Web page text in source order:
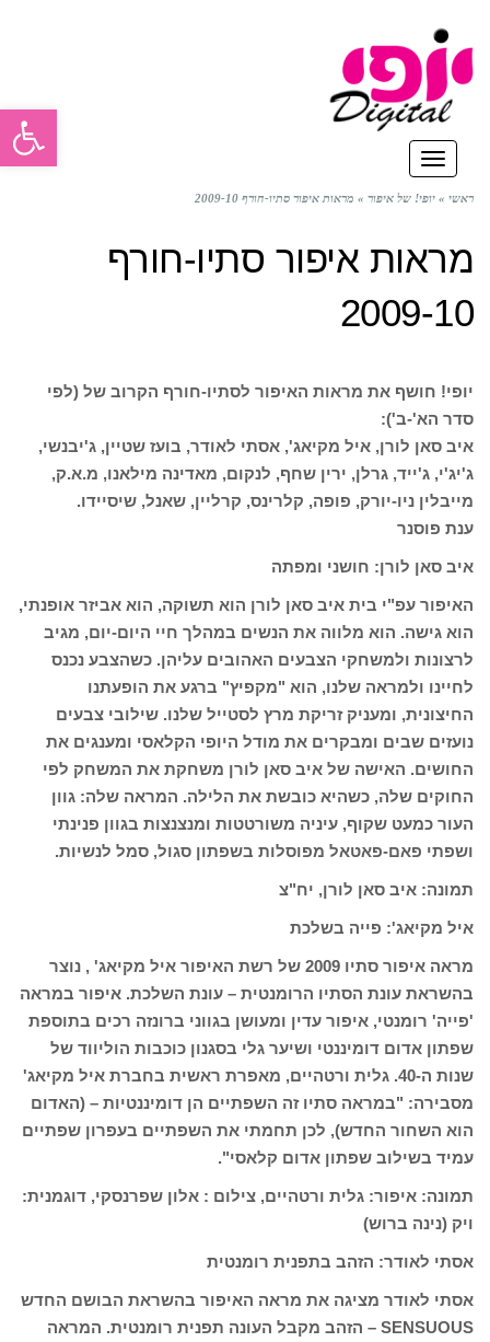
תפריט
ראשי » יופי! של איפור » מראות איפור סתיו-חורף 2009-10
מראות איפור סתיו-חורף
2009-10
יופי! חושף את מראות האיפור לסתיו-חורף הקרוב של (לפי
סדר הא'-ב'):
איב סאן לורן, איל מקיאג', אסתי לאודר, בועז שטיין, ג'יבנשי,
ג'יג'י, ג'ייד, גרלן, ירין שחף, לנקום, מאדינה מילאנו, מ.א.ק,
מייבלין ניו-יורק, פופה, קלרינס, קרליין, שאנל, שיסיידו.
ענת פוסנר
איב סאן לורן: חושני ומפתה
האיפור עפ"י בית איב סאן לורן הוא תשוקה, הוא אביזר אופנתי,
הוא גישה. הוא מלווה את הנשים במהלך חיי היום-יום, מגיב
לרצונות ולמשחקי הצבעים האהובים עליהן. כשהצבע נכנס
לחיינו ולמראה שלנו, הוא "מקפיץ" ברגע את הופעתנו
החיצונית, ומעניק זריקת מרץ לסטייל שלנו. שילובי צבעים
נועזים שבים ומבקרים את מודל היופי הקלאסי ומענגים את
החושים. האישה של איב סאן לורן משחקת את המשחק לפי
החוקים שלה, כשהיא כובשת את הלילה. המראה שלה: גוון
העור כמעט שקוף, עיניה משורטטות ומנצנצות בגוון פנינתי
ושפתי פאם-פאטאל מפוסלות בשפתון סגול, סמל לנשיות.
תמונה: איב סאן לורן, יח"צ
איל מקיאג': פייה בשלכת
מראה איפור סתיו 2009 של רשת האיפור איל מקיאג' , נוצר
בהשראת עונת הסתיו הרומנטית – עונת השלכת. איפור במראה
'פייה' רומנטי, איפור עדין ומעושן בגווני ברונזה רכים בתוספת
שפתון אדום דומיננטי ושיער גלי בסגנון כוכבות הוליווד של
שנות ה-40. גלית ורטהיים, מאפרת ראשית בחברת איל מקיאג'
מסבירה: "במראה סתיו זה השפתיים הן דומיננטיות – (האדום
הוא השחור החדש), לכן תחמתי את השפתיים בעפרון שפתיים
עמיד בשילוב שפתון אדום קלאסי".
תמונה: איפור: גלית ורטהיים, צילום : אלון שפרנסקי, דוגמנית:
ויק (נינה ברוש)
אסתי לאודר: הזהב בתפנית רומנטית
אסתי לאודר מציגה את מראה האיפור בהשראת הבושם החדש
SENSUOUS – הזהב מקבל העונה תפנית רומנטית. המראה
פתח